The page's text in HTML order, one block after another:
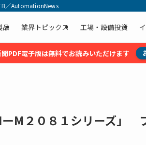
／AutomationNews
品 業界トピックス 工場・設備投資
PDF電子版は無料でお読みいただけます
M２０８１シリーズ」